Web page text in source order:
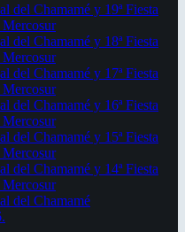
del Chamamé y 19ª Fiesta
Mercosur
del Chamamé y 18ª Fiesta
Mercosur
del Chamamé y 17ª Fiesta
Mercosur
del Chamamé y 16ª Fiesta
Mercosur
del Chamamé y 15ª Fiesta
Mercosur
del Chamamé y 14ª Fiesta
Mercosur
del Chamamé